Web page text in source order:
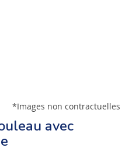
*Images non contractuelles
avec